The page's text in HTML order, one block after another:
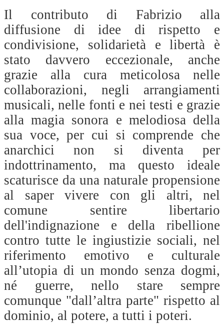
Il contributo di Fabrizio alla
diffusione di idee di rispetto e
condivisione, solidarietà e libertà è
stato davvero eccezionale, anche
grazie alla cura meticolosa nelle
collaborazioni, negli arrangiamenti
musicali, nelle fonti e nei testi e grazie
alla magia sonora e melodiosa della
sua voce, per cui si comprende che
anarchici non si diventa per
indottrinamento, ma questo ideale
scaturisce da una naturale propensione
al saper vivere con gli altri, nel
comune sentire libertario
dell'indignazione e della ribellione
contro tutte le ingiustizie sociali, nel
riferimento emotivo e culturale
all’utopia di un mondo senza dogmi,
né guerre, nello stare sempre
comunque "dall’altra parte" rispetto al
dominio, al potere, a tutti i poteri.